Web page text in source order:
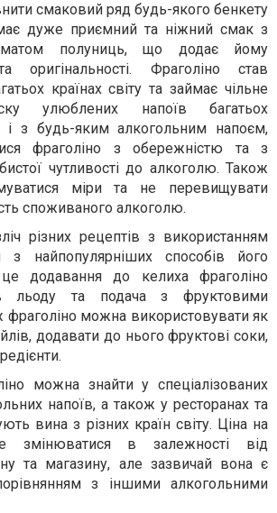
смаковий ряд будь-якого бенкету
дуже приємний та ніжний смак з
полуниць, що додає йому
оригінальності. Фраголіно став
країнах світу та займає чільне
улюблених напоїв багатьох
з будь-яким алкогольним напоєм,
фраголіно з обережністю та з
чутливості до алкоголю. Також
міри та не перевищувати
споживаного алкоголю.
різних рецептів з використанням
з найпопулярніших способів його
додавання до келиха фраголіно
льоду та подача з фруктовими
фраголіно можна використовувати як
додавати до нього фруктові соки,
можна знайти у спеціалізованих
напоїв, а також у ресторанах та
вина з різних країн світу. Ціна на
змінюватися в залежності від
та магазину, але зазвичай вона є
з іншими алкогольними